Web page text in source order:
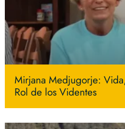
Mirjana Medjugorje:
Rol de los Videntes